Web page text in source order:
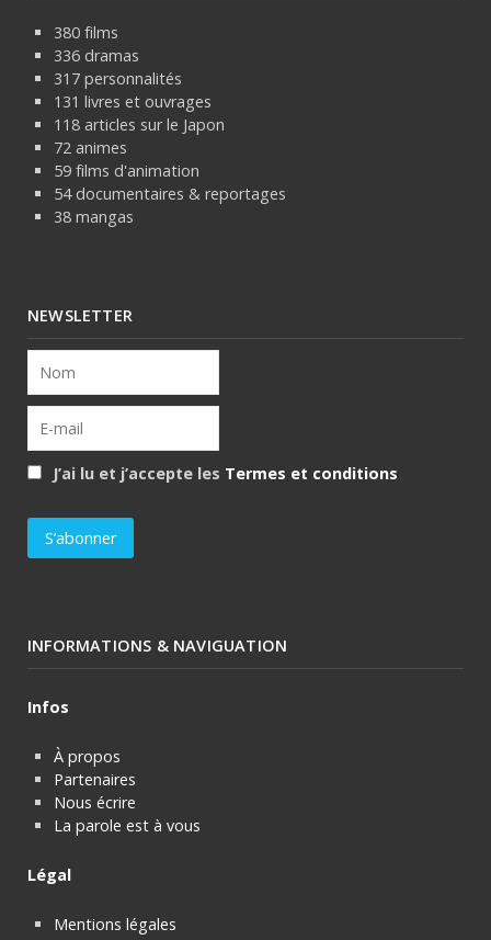
380 films
336 dramas
317 personnalités
131 livres et ouvrages
118 articles sur le Japon
72 animes
59 films d'animation
54 documentaires & reportages
38 mangas
NEWSLETTER
J’ai lu et j’accepte les Termes et conditions
INFORMATIONS & NAVIGUATION
Infos
À propos
Partenaires
Nous écrire
La parole est à vous
Légal
Mentions légales